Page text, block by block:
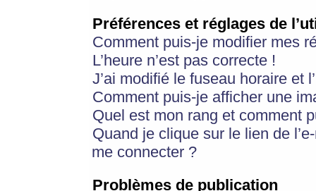
Préférences et réglages de
Comment puis-je modifier mes
L’heure n’est pas correcte !
J’ai modifié le fuseau horaire et
Comment puis-je afficher une
Quel est mon rang et comment
Quand je clique sur le lien de
me connecter ?
Problèmes de publication